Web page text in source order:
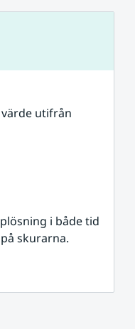
utifrån
i både tid
skurarna.